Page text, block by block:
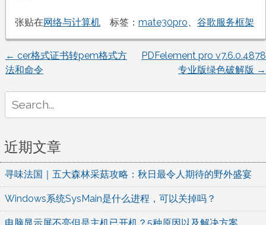
张贴在网络与计算机 标签： mate30pro、 谷歌服务框架
文
章
导
航
← cer格式证书转pem格式方
法和命令
PDFelement pro v7.6.0.4878
专业版绿色破解版 →
for:
近期文章
寻味法国｜五大森林采菇攻略：秋日最令人期待的野外盛宴
Windows系统SysMain是什么进程，可以关掉吗？